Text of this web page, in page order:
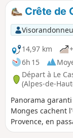
Crête de
14,97 km
6h 15
Départ à Le
(Alpes-de-
Panorama
Monges cachent
Provence, en
Ventoux, le